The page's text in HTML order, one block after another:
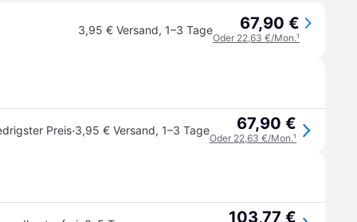
3,95 € Versand, 1–3 Tage 67,90 €
Oder 22,63 €/Mon.¹
Preis·3,95 € Versand, 1–3 Tage 67,90 €
Oder 22,63 €/Mon.¹
103,77 €